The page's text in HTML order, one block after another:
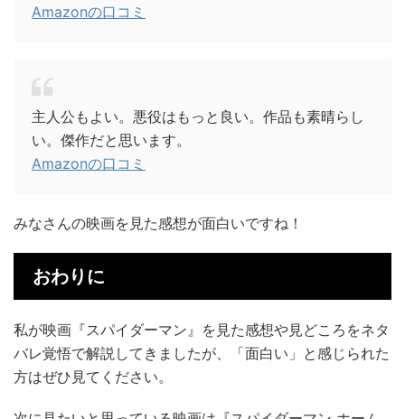
Amazonの口コミ
主人公もよい。悪役はもっと良い。作品も素晴らし
い。傑作だと思います。
Amazonの口コミ
みなさんの映画を見た感想が面白いですね！
おわりに
私が映画『スパイダーマン』を見た感想や見どころをネタ
バレ覚悟で解説してきましたが、「面白い」と感じられた
方はぜひ見てください。